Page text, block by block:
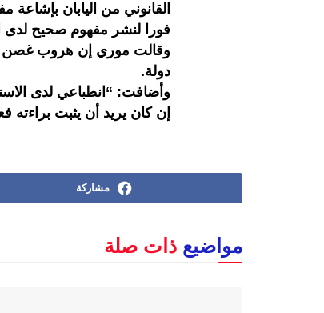
القانوني من اليابان
فورا لنشر مفهوم صحيح لدى
وقالت موري إن هروب غصن
دولة.
وأضافت: “انطباعي لدى
إن كان يريد أن يثبت براءته
مشاركة
مواضيع ذات صلة